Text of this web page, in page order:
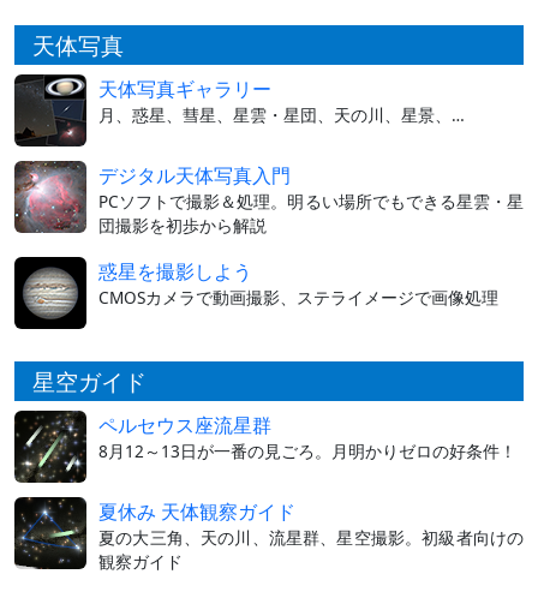
天体写真
天体写真ギャラリー
月、惑星、彗星、星雲・星団、天の川、星景、…
デジタル天体写真入門
PCソフトで撮影＆処理。明るい場所でもできる星雲・星
団撮影を初歩から解説
惑星を撮影しよう
CMOSカメラで動画撮影、ステライメージで画像処理
星空ガイド
ペルセウス座流星群
8月12～13日が一番の見ごろ。月明かりゼロの好条件！
夏休み 天体観察ガイド
夏の大三角、天の川、流星群、星空撮影。初級者向けの
観察ガイド